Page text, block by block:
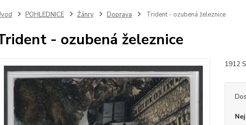
POHLEDNICE Žánry Doprava Trident - ozubená železnice
- ozubená železnice
1912